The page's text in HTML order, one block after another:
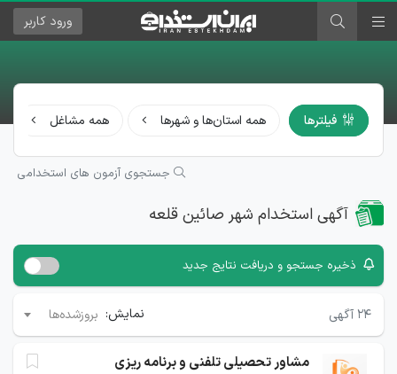
ورود کاربر
فیلترها همه استان‌ها و شهرها همه مشاغل
جستجوی آزمون های استخدامی
آگهی استخدام شهر صائین قلعه
ذخیره جستجو و دریافت نتایج جدید
۲۴ آگهی نمایش: بروزشده‌ها
مشاور تحصیلی تلفنی و برنامه ریزی